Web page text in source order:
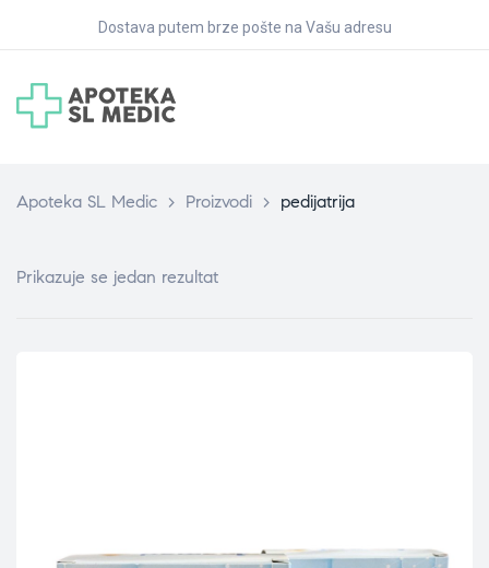
Dostava putem brze pošte na Vašu adresu
Apoteka SL Medic > Proizvodi > pedijatrija
Prikazuje se jedan rezultat